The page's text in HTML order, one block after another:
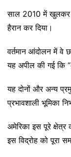
साल 2010 में खुलकर
हैरान कर दिया।
वर्तमान आंदोलन में वे
यह अपील की गई कि
यह दोनों और अन्य
प्रभावशाली भूमिका
अमेरिका इस पूरे
इस विद्रोह को पूरा